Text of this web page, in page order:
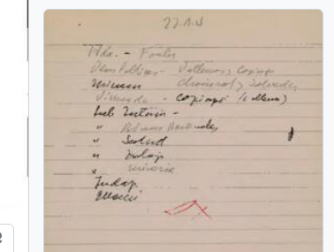
Añadir al portapapeles